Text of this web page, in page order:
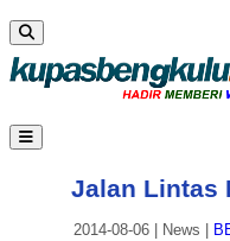
Jalan Lintas
2014-08-06 News